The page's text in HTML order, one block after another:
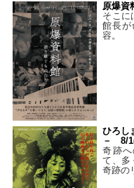
原爆資
そこに
館長が
容。
ひろし
－ 8/
奇跡
て、多
奇跡の